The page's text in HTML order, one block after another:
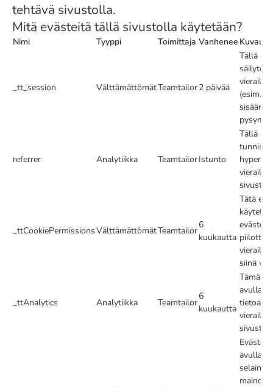
tehtävä sivustolla.
Mitä evästeitä tällä sivustolla käytetään?
Nimi Tyyppi Toimittaja Vanhenee Kuvaus
_tt_session VälttämättömätTeamtailor2 päivää
Tällä
(esim.
referrer Analytiikka TeamtailorIstunto
Tällä
_ttCookiePermissionsVälttämättömätTeamtailor
6
kuukautta
Tätä
siinä
_ttAnalytics Analytiikka Teamtailor
6
kuukautta
Tämän
avulla
tietoa
sivustoa.
avulla
selain